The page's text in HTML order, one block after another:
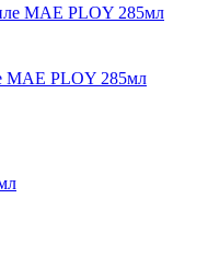
MAE PLOY 285мл